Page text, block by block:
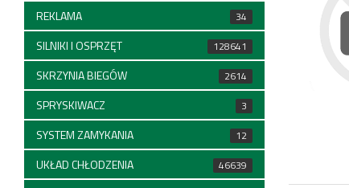
REKLAMA 34
SILNIKI I OSPRZĘT 128641
SKRZYNIA BIEGÓW 2614
SPRYSKIWACZ 3
SYSTEM ZAMYKANIA 12
UKŁAD CHŁODZENIA 46639